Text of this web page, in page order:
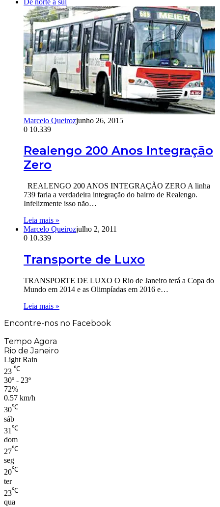
Marcelo Queirozjunho 26, 2015
0 10.339
Realengo 200 Anos Integração
Zero
REALENGO 200 ANOS INTEGRAÇÃO ZERO A linha
739 faria a verdadeira integração do bairro de Realengo.
Infelizmente isso não…
Leia mais »
Marcelo Queirozjulho 2, 2011
0 10.339
Transporte de Luxo
TRANSPORTE DE LUXO O Rio de Janeiro terá a Copa do
Mundo em 2014 e as Olimpíadas em 2016 e…
Leia mais »
Encontre-nos no Facebook
Tempo Agora
Rio de Janeiro
Light Rain
23 ℃
30º - 23º
72%
0.57 km/h
30℃
sáb
31 ℃
dom
27℃
seg
20℃
ter
23℃
qua